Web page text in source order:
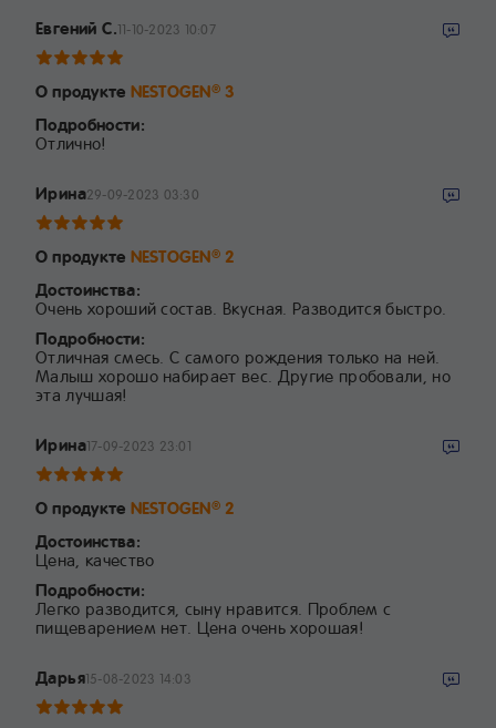
Евгений С.11-10-2023 10:07
О продукте NESTOGEN®3
Подробности:
Отлично!
Ирина29-09-2023 03:30
О продукте NESTOGEN®2
Достоинства:
Очень хороший состав. Вкусная. Разводится быстро.
Подробности:
Отличная смесь. С самого рождения только на ней.
Малыш хорошо набирает вес. Другие пробовали, но
эта лучшая!
Ирина17-09-2023 23:01
О продукте NESTOGEN®2
Достоинства:
Цена, качество
Подробности:
Легко разводится, сыну нравится. Проблем с
пищеварением нет. Цена очень хорошая!
Дарья15-08-2023 14:03